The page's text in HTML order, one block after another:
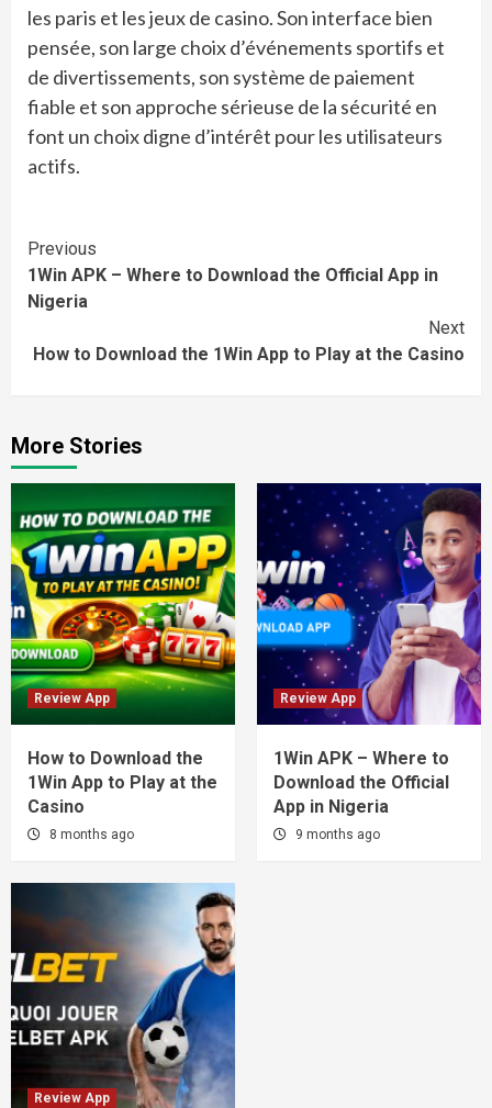
les paris et les jeux de casino. Son interface bien
pensée, son large choix d’événements sportifs et
de divertissements, son système de paiement
fiable et son approche sérieuse de la sécurité en
font un choix digne d’intérêt pour les utilisateurs
actifs.
Continue
Reading
Previous
1Win APK – Where to Download the Official App in
Nigeria
Next
How to Download the 1Win App to Play at the Casino
More Stories
Review App
How to Download the
1Win App to Play at the
Casino
8 months ago
Review App
1Win APK – Where to
Download the Official
App in Nigeria
9 months ago
Review App